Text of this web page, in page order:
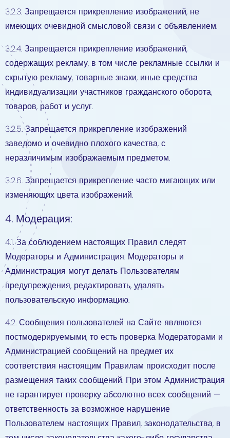
3.2.3. Запрещается прикрепление изображений, не
имеющих очевидной смысловой связи с объявлением.
3.2.4. Запрещается прикрепление изображений,
содержащих рекламу, в том числе рекламные ссылки и
скрытую рекламу, товарные знаки, иные средства
индивидуализации участников гражданского оборота,
товаров, работ и услуг.
3.2.5. Запрещается прикрепление изображений
заведомо и очевидно плохого качества, с
неразличимым изображаемым предметом.
3.2.6. Запрещается прикрепление часто мигающих или
изменяющих цвета изображений.
4. Модерация:
4.1. За соблюдением настоящих Правил следят
Модераторы и Администрация. Модераторы и
Администрация могут делать Пользователям
предупреждения, редактировать, удалять
пользовательскую информацию.
4.2. Сообщения пользователей на Сайте являются
постмодерируемыми, то есть проверка Модераторами и
Администрацией сообщений на предмет их
соответствия настоящим Правилам происходит после
размещения таких сообщений. При этом Администрация
не гарантирует проверку абсолютно всех сообщений —
ответственность за возможное нарушение
Пользователем настоящих Правил, законодательства, в